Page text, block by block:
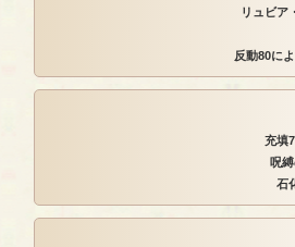
リュビア
反動80に
充填
呪
石